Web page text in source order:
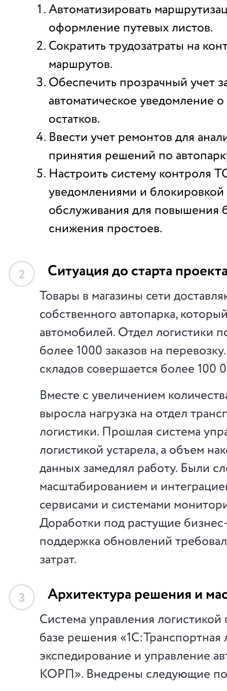
Автоматизировать
оформление путевых листов.
Сократить трудозатраты на
маршрутов.
Обеспечить прозрачный учет
автоматическое уведомление
остатков.
Ввести учет ремонтов для
принятия решений по
Настроить систему контроля
уведомлениями и блокировкой
обслуживания для повышения
снижения простоев.
2 Ситуация до старта
Товары в магазины сети
собственного автопарка,
автомобилей. Отдел логистики
более 1000 заказов на
складов совершается более 100
Вместе с увеличением
выросла нагрузка на отдел
логистики. Прошлая система
логистикой устарела, а объем
данных замедлял работу. Были
масштабированием и
сервисами и системами
Доработки под растущие
поддержка обновлений
затрат.
3 Архитектура решения и
Система управления логистикой
базе решения «1С:Транспортная
экспедирование и управление
КОРП». Внедрены следующие